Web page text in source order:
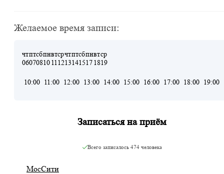
Желаемое время записи:
чт
06
пт
07
сб
08
пн
10
вт
11
ср
12
чт
13
пт
14
сб
15
пн
17
вт
18
ср
19
10:00 11:00 12:00 13:00 14:00 15:00 16:00 17:00 18:00 19:00
Записаться на приём
Всего записалось474 человека
МосСити